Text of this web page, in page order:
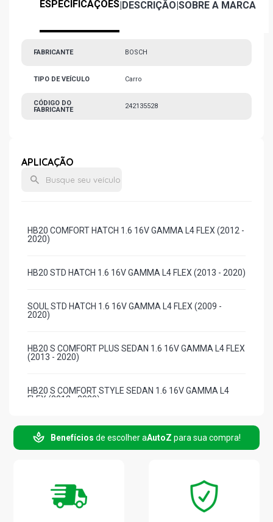
ESPECIFICAÇÕES|DESCRIÇÃO|SOBRE A MARCA
FABRICANTE BOSCH
TIPO DE VEÍCULO Carro
CÓDIGO DO
FABRICANTE
242135528
APLICAÇÃO
HB20 COMFORT HATCH 1.6 16V GAMMA L4 FLEX (2012 -
2020)
HB20 STD HATCH 1.6 16V GAMMA L4 FLEX (2013 - 2020)
SOUL STD HATCH 1.6 16V GAMMA L4 FLEX (2009 -
2020)
HB20 S COMFORT PLUS SEDAN 1.6 16V GAMMA L4 FLEX
(2013 - 2020)
HB20 S COMFORT STYLE SEDAN 1.6 16V GAMMA L4
FLEX (2013 - 2020)
HB20 S PREMIUM SEDAN 1.6 16V GAMMA L4 FLEX (2013
- 2019)
HB20 PREMIUM HATCH 1.6 16V GAMMA L4 FLEX (2013 -
Benefícios de escolher aAutoZ para sua compra!